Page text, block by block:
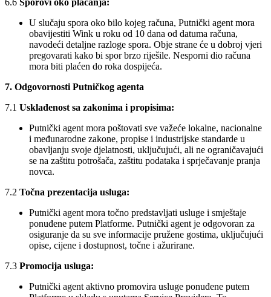
U slučaju spora oko bilo kojeg računa, Putnički agent mora
obavijestiti Wink u roku od 10 dana od datuma računa,
navodeći detaljne razloge spora. Obje strane će u dobroj vjeri
pregovarati kako bi spor brzo riješile. Nesporni dio računa
mora biti plaćen do roka dospijeća.
7. Odgovornosti Putničkog agenta
7.1 Usklađenost sa zakonima i propisima:
Putnički agent mora poštovati sve važeće lokalne, nacionalne
i međunarodne zakone, propise i industrijske standarde u
obavljanju svoje djelatnosti, uključujući, ali ne ograničavajući
se na zaštitu potrošača, zaštitu podataka i sprječavanje pranja
novca.
7.2 Točna prezentacija usluga:
Putnički agent mora točno predstavljati usluge i smještaje
ponuđene putem Platforme. Putnički agent je odgovoran za
osiguranje da su sve informacije pružene gostima, uključujući
opise, cijene i dostupnost, točne i ažurirane.
7.3 Promocija usluga:
Putnički agent aktivno promovira usluge ponuđene putem